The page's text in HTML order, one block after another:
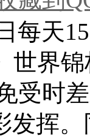
每天
世界
受时
发挥